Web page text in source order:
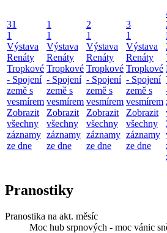
31
1
Výstava
Renáty
Tropkové
- Spojení
země s
vesmírem
Zobrazit
všechny
záznamy
ze dne
1
1
Výstava
Renáty
Tropkové
- Spojení
země s
vesmírem
Zobrazit
všechny
záznamy
ze dne
2
1
Výstava
Renáty
Tropkové
- Spojení
země s
vesmírem
Zobrazit
všechny
záznamy
ze dne
3
1
Výstava
Renáty
Tropkové
- Spojení
země s
vesmírem
Zobrazit
všechny
záznamy
ze dne
Pranostiky
Pranostika na akt. měsíc
Moc hub srpnových - moc vánic